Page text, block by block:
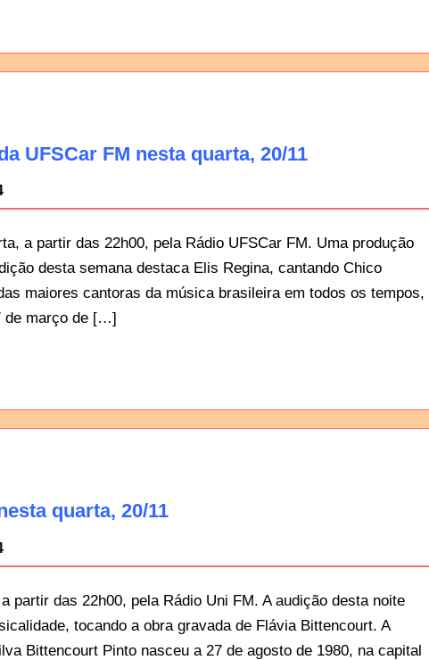
UFSCar FM nesta quarta, 20/11
a partir das 22h00, pela Rádio UFSCar FM. Uma produção
desta semana destaca Elis Regina, cantando Chico
maiores cantoras da música brasileira em todos os tempos,
de março de […]
quarta, 20/11
partir das 22h00, pela Rádio Uni FM. A audição desta noite
tocando a obra gravada de Flávia Bittencourt. A
Bittencourt Pinto nasceu a 27 de agosto de 1980, na capital